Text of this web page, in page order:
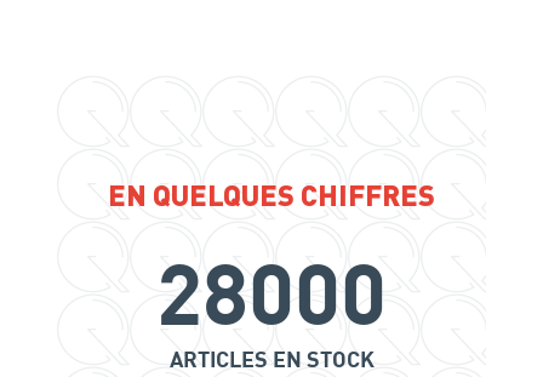
EN QUELQUES CHIFFRES
28000
ARTICLES EN STOCK